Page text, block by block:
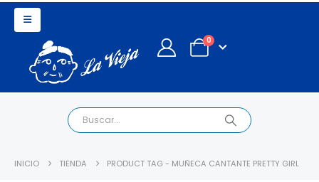
0
INICIO TIENDA PRODUCT TAG - MUÑECA CANTANTE PRETTY GIRL